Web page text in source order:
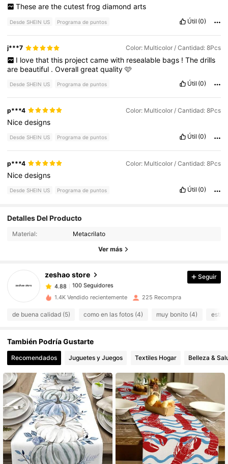
These are the cutest frog diamond arts
Desde SHEIN US Programa de puntos Útil (0)
j***7 Color: Multicolor / Cantidad: 8Pcs
I love that this project came with resealable bags ! The drills
are beautiful .Overallgreatquality🩷
Desde SHEIN US Programa de puntos Útil (0)
p***4 Color: Multicolor / Cantidad: 8Pcs
Nicedesigns
Desde SHEIN US Programa de puntos Útil (0)
p***4 Color: Multicolor / Cantidad: 8Pcs
Nicedesigns
Desde SHEIN US Programa de puntos Útil (0)
Detalles Del Producto
Material: Metacrilato
Ver más
zeshao store
4.88
100 Seguidores
t***7
seguidoHace 1 día
4.88
4.88
Seguir
1.4K Vendido recientemente 225 Recompra
de buena calidad (5) como en las fotos (4) muy bonito (4) estilo
También Podría Gustarte
Recomendados Juguetes y Juegos Textiles Hogar Belleza &